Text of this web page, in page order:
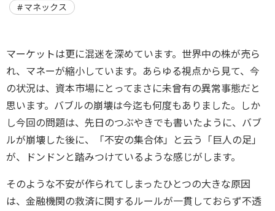
マネックス
マーケットは更に混迷を深めています。世界中の株が売ら
れ、マネーが縮小しています。あらゆる視点から見て、今
の状況は、資本市場にとってまさに未曾有の異常事態だと
思います。バブルの崩壊は今迄も何度もありました。しか
し今回の問題は、先日のつぶやきでも書いたように、バブ
ルが崩壊した後に、「不安の集合体」と云う「巨人の足」
が、ドンドンと踏みつけているような感じがします。
そのような不安が作られてしまったひとつの大きな原因
は、金融機関の救済に関するルールが一貫しておらず不透